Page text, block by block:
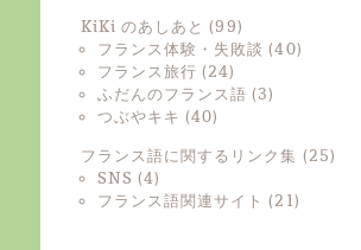
KiKi のあしあと (99)
フランス体験・失敗談 (40)
フランス旅行 (24)
ふだんのフランス語 (3)
つぶやキキ (40)
フランス語に関するリンク集 (25)
SNS (4)
フランス語関連サイト (21)